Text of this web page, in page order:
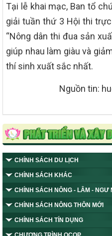
Tại lễ khai mạc, Ban tổ
giải tuần thứ 3 Hội thi
“Nông dân thi đua sản
giúp nhau làm giàu và
thí sinh xuất sắc nhất.
Nguồn tin:
CHÍNH SÁCH DU LỊCH
CHÍNH SÁCH KHÁC
CHÍNH SÁCH NÔNG - LÂM - NGƯ
CHÍNH SÁCH NÔNG THÔN MỚI
CHÍNH SÁCH TÍN DỤNG